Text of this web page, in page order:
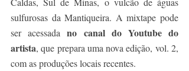
sulfurosas da Mantiqueira. A mixtape pode
ser acessada no canal do Youtube do
artista, que prepara uma nova edição, vol. 2,
com as produções locais recentes.